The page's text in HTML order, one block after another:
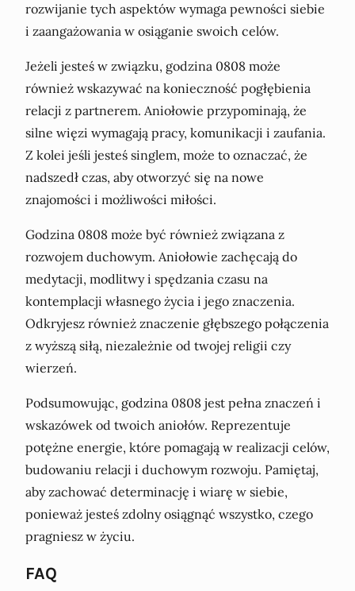
rozwijanie tych aspektów wymaga pewności siebie
i zaangażowania w osiąganie swoich celów.
Jeżeli jesteś w związku, godzina 0808 może
również wskazywać na konieczność pogłębienia
relacji z partnerem. Aniołowie przypominają, że
silne więzi wymagają pracy, komunikacji i zaufania.
Z kolei jeśli jesteś singlem, może to oznaczać, że
nadszedł czas, aby otworzyć się na nowe
znajomości i możliwości miłości.
Godzina 0808 może być również związana z
rozwojem duchowym. Aniołowie zachęcają do
medytacji, modlitwy i spędzania czasu na
kontemplacji własnego życia i jego znaczenia.
Odkryjesz również znaczenie głębszego połączenia
z wyższą siłą, niezależnie od twojej religii czy
wierzeń.
Podsumowując, godzina 0808 jest pełna znaczeń i
wskazówek od twoich aniołów. Reprezentuje
potężne energie, które pomagają w realizacji celów,
budowaniu relacji i duchowym rozwoju. Pamiętaj,
aby zachować determinację i wiarę w siebie,
ponieważ jesteś zdolny osiągnąć wszystko, czego
pragniesz w życiu.
FAQ